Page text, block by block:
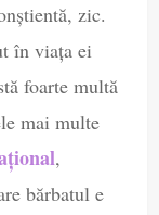
zic.
în viața ei
foarte multă
mai multe
,
bărbatul e